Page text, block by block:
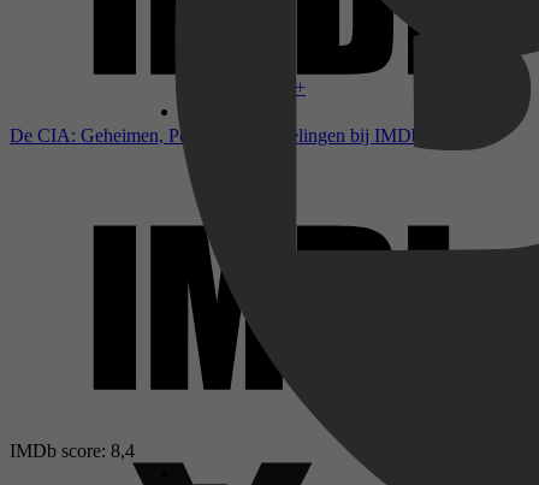
Disney+
De CIA: Geheimen, Politiek en Martelingen bij IMDb
IMDb score: 8,4